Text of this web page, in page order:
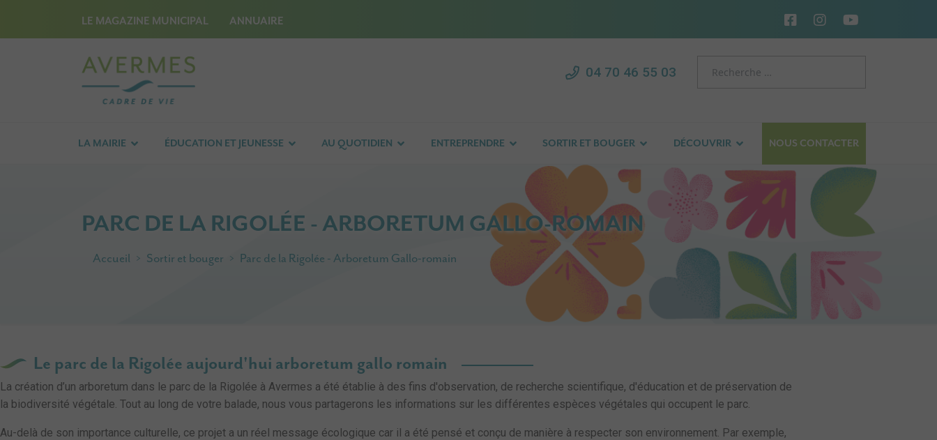
LE MAGAZINE MUNICIPAL ANNUAIRE
04 70 46 55 03
LA MAIRIE ÉDUCATION ET JEUNESSE AU QUOTIDIEN ENTREPRENDRE SORTIR ET BOUGER DÉCOUVRIR NOUS CONTACTER
PARC DE LA RIGOLÉE - ARBORETUM GALLO-ROMAIN
Accueil Sortir et bouger Parc de la Rigolée - Arboretum Gallo-romain
Le parc de la Rigolée aujourd'hui arboretum gallo romain
La création d’un arboretum dans le parc de la Rigolée à Avermes a été établie à des fins d'observation, de recherche scientifique, d'éducation et de préservation de
la biodiversité végétale. Tout au long de votre balade, nous vous partagerons les informations sur les différentes espèces végétales qui occupent le parc.
Au-delà de son importance culturelle, ce projet a un réel message écologique car il a été pensé et conçu de manière à respecter son environnement. Par exemple,